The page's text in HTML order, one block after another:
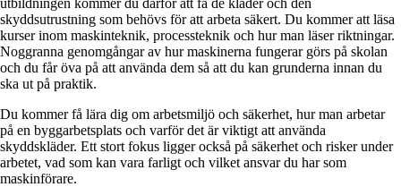
skyddsutrustning som behövs för att arbeta säkert. Du kommer att läsa
kurser inom maskinteknik, processteknik och hur man läser riktningar.
Noggranna genomgångar av hur maskinerna fungerar görs på skolan
och du får öva på att använda dem så att du kan grunderna innan du
ska ut på praktik.
Du kommer få lära dig om arbetsmiljö och säkerhet, hur man arbetar
på en byggarbetsplats och varför det är viktigt att använda
skyddskläder. Ett stort fokus ligger också på säkerhet och risker under
arbetet, vad som kan vara farligt och vilket ansvar du har som
maskinförare.